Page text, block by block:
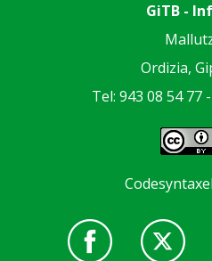
GiTB -
Ordizia,
Tel: 943 08 54 77 -